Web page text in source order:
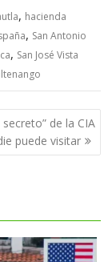
, hacienda
, San Antonio
, San José Vista
secreto” de la CIA
puede visitar